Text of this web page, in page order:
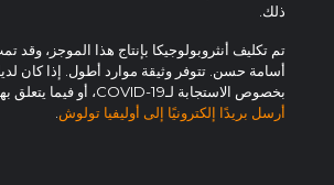
ذلك.
تم تكليف أنثروبولوجيكا بإنتاج هذا الموجز، وقد
أسامة حسن. تتوفر وثيقة موارد أطول. إذا كان
بخصوص الاستجابة لـCOVID-19، أو فيما يتعلق بهذا الموجز، من فضلك
أرسل بريدًا إلكترونيًا إلى أوليفيا تولوش